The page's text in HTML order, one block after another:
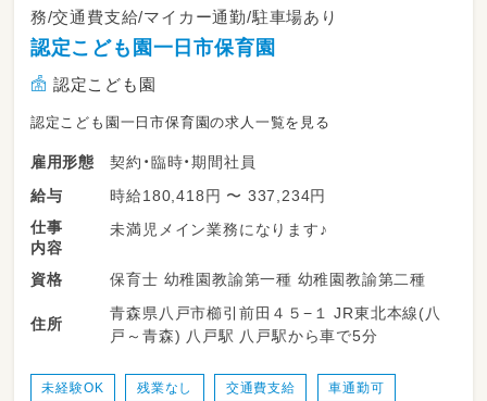
務/交通費支給/マイカー通勤/駐車場あり
認定こども園一日市保育園
認定こども園
認定こども園一日市保育園の求人一覧を見る
雇用形態
契約・臨時・期間社員
給与
時給180,418円 〜 337,234円
仕事
内容
未満児メイン業務になります♪
資格 保育士 幼稚園教諭第一種 幼稚園教諭第二種
住所
青森県八戸市櫛引前田４５−１ JR東北本線(八
戸～青森) 八戸駅 八戸駅から車で5分
未経験OK 残業なし 交通費支給 車通勤可